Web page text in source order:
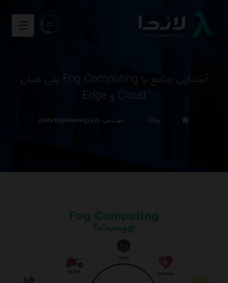
آشنایی جامع با Fog Computing پلی میان
Cloud و Edge
وبلاگ مهندسی داده (Data Engineering)